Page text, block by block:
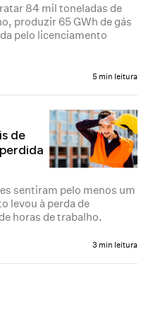
84 mil toneladas de
produzir 65 GWh de gás
pelo licenciamento
5 min leitura
de
sentiram pelo menos um
levou à perda de
horas de trabalho.
3 min leitura